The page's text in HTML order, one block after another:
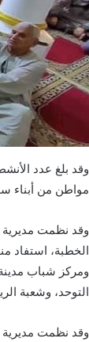
مواطن من أبناء
ومركز شباب
التوحد، وشعبة الرياضة
وقد نظمت مديرية